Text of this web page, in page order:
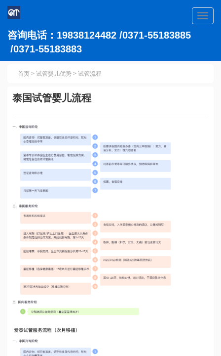
咨询电话：19838124482 /0371-55183885
/0371-55183883
首页 > 试管婴儿优势 > 试管流程
泰国试管婴儿流程